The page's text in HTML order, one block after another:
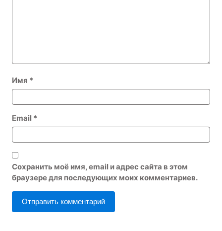
Имя *
Email *
Сохранить моё имя, email и адрес сайта в этом
браузере для последующих моих комментариев.